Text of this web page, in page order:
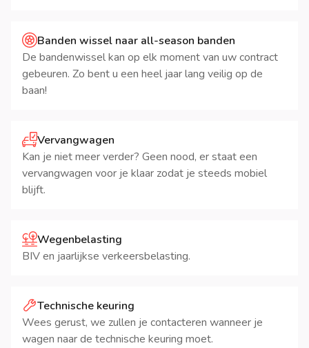
Banden wissel naar all-season banden
De bandenwissel kan op elk moment van uw contract
gebeuren. Zo bent u een heel jaar lang veilig op de
baan!
Vervangwagen
Kan je niet meer verder? Geen nood, er staat een
vervangwagen voor je klaar zodat je steeds mobiel
blijft.
Wegenbelasting
BIV en jaarlijkse verkeersbelasting.
Technische keuring
Wees gerust, we zullen je contacteren wanneer je
wagen naar de technische keuring moet.